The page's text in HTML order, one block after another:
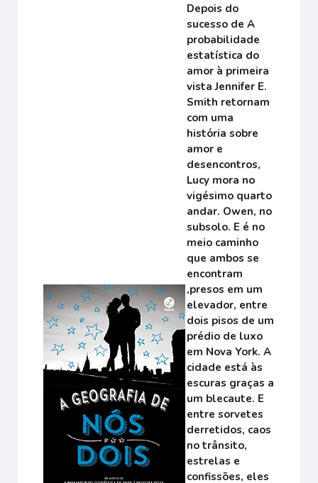
Depois do
sucesso de A
probabilidade
estatística do
amor à primeira
vista Jennifer E.
Smith retornam
com uma
história sobre
amor e
desencontros,
Lucy mora no
vigésimo quarto
andar. Owen, no
subsolo. E é no
meio caminho
que ambos se
encontram
,presos em um
elevador, entre
dois pisos de um
prédio de luxo
em Nova York. A
cidade está às
escuras graças a
um blecaute. E
entre sorvetes
derretidos, caos
no trânsito,
estrelas e
confissões, eles